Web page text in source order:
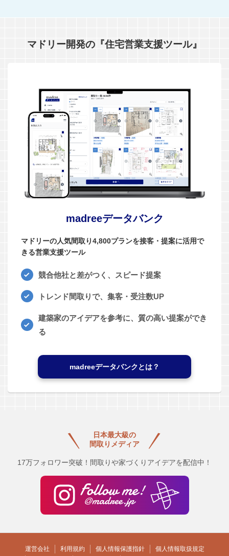
マドリー開発の『住宅営業支援ツール』
madreeデータバンク
マドリーの人気間取り4,800プランを接客・提案に活用で
きる営業支援ツール
競合他社と差がつく、スピード提案
トレンド間取りで、集客・受注数UP
建築家のアイデアを参考に、質の高い提案ができ
る
madreeデータバンクとは？
日本最大級の
間取りメディア
17万フォロワー突破！間取りや家づくりアイデアを配信中！
運営会社 利用規約 個人情報保護指針 個人情報取扱規定